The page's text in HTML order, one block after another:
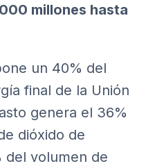
millones hasta
un 40% del
final de la Unión
genera el 36%
dióxido de
del volumen de